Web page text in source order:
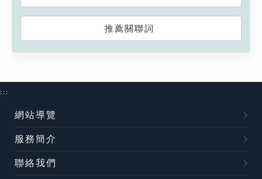
推薦關聯詞
:::
網站導覽
服務簡介
聯絡我們